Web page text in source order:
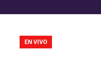
EN VIVO